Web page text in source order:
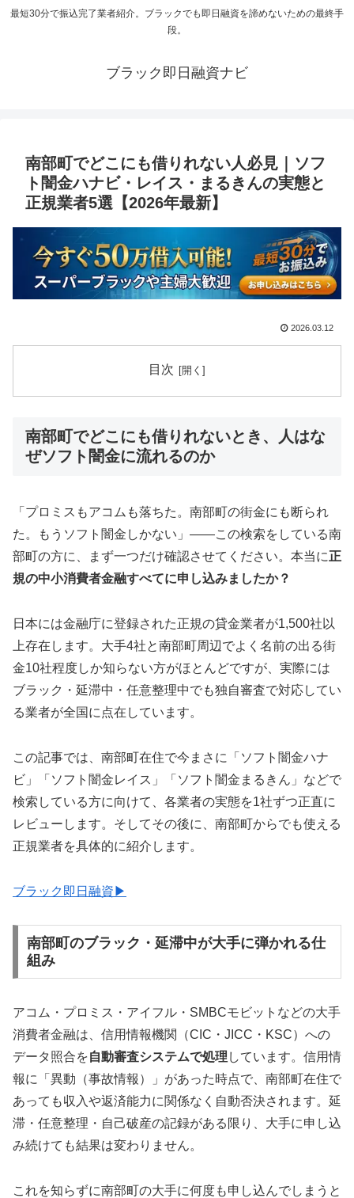
最短30分で振込完了業者紹介。ブラックでも即日融資を諦めないための最終手
段。
ブラック即日融資ナビ
南部町でどこにも借りれない人必見｜ソフ
ト闇金ハナビ・レイス・まるきんの実態と
正規業者5選【2026年最新】
2026.03.12
目次
南部町でどこにも借りれないとき、人はな
ぜソフト闇金に流れるのか
「プロミスもアコムも落ちた。南部町の街金にも断られ
た。もうソフト闇金しかない」——この検索をしている南
部町の方に、まず一つだけ確認させてください。本当に正
規の中小消費者金融すべてに申し込みましたか？
日本には金融庁に登録された正規の貸金業者が1,500社以
上存在します。大手4社と南部町周辺でよく名前の出る街
金10社程度しか知らない方がほとんどですが、実際には
ブラック・延滞中・任意整理中でも独自審査で対応してい
る業者が全国に点在しています。
この記事では、南部町在住で今まさに「ソフト闇金ハナ
ビ」「ソフト闇金レイス」「ソフト闇金まるきん」などで
検索している方に向けて、各業者の実態を1社ずつ正直に
レビューします。そしてその後に、南部町からでも使える
正規業者を具体的に紹介します。
ブラック即日融資▶
南部町のブラック・延滞中が大手に弾かれる仕
組み
アコム・プロミス・アイフル・SMBCモビットなどの大手
消費者金融は、信用情報機関（CIC・JICC・KSC）への
データ照合を自動審査システムで処理 しています。信用情
報に「異動（事故情報）」があった時点で、南部町在住で
あっても収入や返済能力に関係なく自動否決されます。延
滞・任意整理・自己破産の記録がある限り、大手に申し込
み続けても結果は変わりません。
これを知らずに南部町の大手に何度も申し込んでしまうと